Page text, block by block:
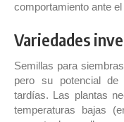
comportamiento ante el
Variedades
Semillas para
pero su potencial de
tardías. Las plantas
temperaturas bajas